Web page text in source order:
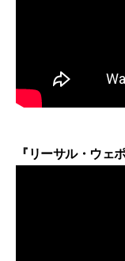
『リーサル・ウェ